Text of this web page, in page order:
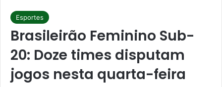
Esportes
Brasileirão Feminino Sub-
20: Doze times disputam
jogos nesta quarta-feira